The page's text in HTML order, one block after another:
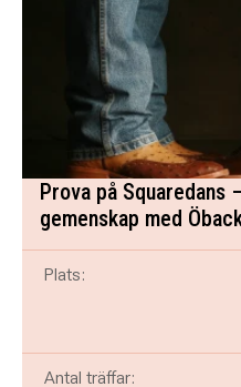
Prova på Squaredans
gemenskap med
Plats:
Antal träffar: